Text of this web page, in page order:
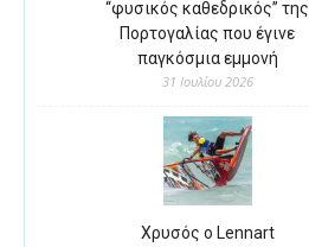
“φυσικός καθεδρικός” της
Πορτογαλίας που έγινε
παγκόσμια εμμονή
31 Ιουλίου 2026
Χρυσός ο Lennart